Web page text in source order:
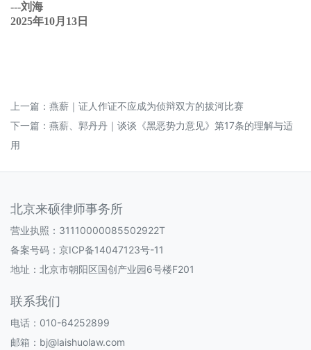
---刘海
2025年10月13日
上一篇： 燕薪｜证人作证不应成为侦辩双方的拔河比赛
下一篇： 燕薪、郭丹丹｜谈谈《黑恶势力意见》第17条的理解与适
用
北京来硕律师事务所
营业执照：31110000085502922T
备案号码： 京ICP备14047123号-11
地址：北京市朝阳区国创产业园6号楼F201
联系我们
电话：010-64252899
邮箱：bj@laishuolaw.com